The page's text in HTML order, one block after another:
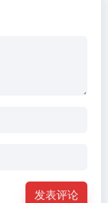
发表评论